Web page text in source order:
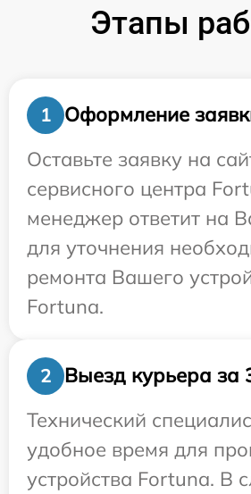
Этапы
1
Оформление
Оставьте заявку на
сервисного центра
менеджер ответит на
для уточнения
ремонта Вашего
Fortuna.
2
Выезд курьера за
Технический
удобное время для
устройства Fortuna. В